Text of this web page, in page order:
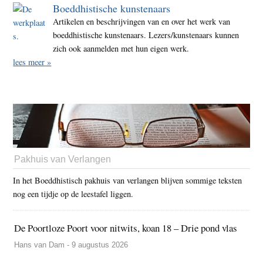
Boeddhistische kunstenaars
Artikelen en beschrijvingen van en over het werk van
boeddhistische kunstenaars. Lezers/kunstenaars kunnen
zich ook aanmelden met hun eigen werk.
lees meer »
Pakhuis van Verlangen
In het Boeddhistisch pakhuis van verlangen blijven sommige teksten
nog een tijdje op de leestafel liggen.
De Poortloze Poort voor nitwits, koan 18 – Drie pond vlas
Hans van Dam - 9 augustus 2026